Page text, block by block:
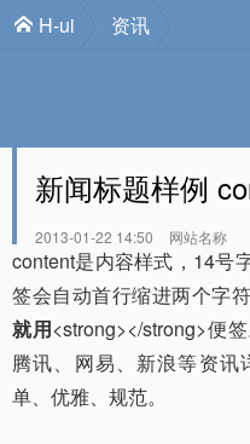
H-ui 资讯
新闻标题样例
2013-01-22 14:50 网站名称
content是内容样式，14号
签会自动首行缩进两个字
就用<strong></strong>便
腾讯、网易、新浪等资讯
单、优雅、规范。